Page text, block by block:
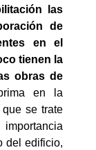
las
de
en el
tienen la
obras de
en la
se trate
del edificio,